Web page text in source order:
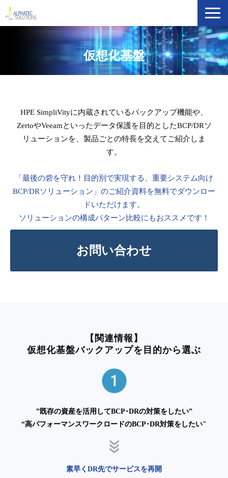
製品・ソリューション
ブログ
仮想化基盤
HPE SimpliVityに内蔵されているバックアップ機能や、
ZertoやVeeamといったデータ保護を目的としたBCP/DRソ
リューションを、製品ごとの特長を交えてご紹介しま
す。
「最後の砦を守れ！目的別で実現する、重要システム向け
BCP/DRソリューション」のご紹介資料を無料でダウンロー
ドいただけます。
ソリューションの構成パターン比較にもおススメです！
お問い合わせ
【関連情報】
仮想化基盤バックアップを目的から選ぶ
”既存の資産を活用してBCP･DRの対策をしたい”
“高パフォーマンスワークロードのBCP･DR対策をしたい"
素早くDR先でサービスを再開